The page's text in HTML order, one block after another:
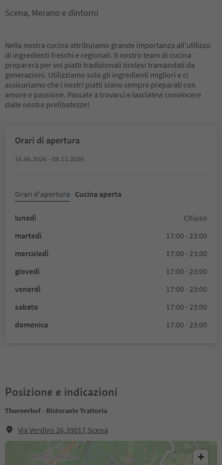
Scena, Merano e dintorni
Nella nostra cucina attribuiamo grande importanza all'utilizzo
di ingredienti freschi e regionali. Il nostro team di cucina
preparerà per voi piatti tradizionali tirolesi tramandati da
generazioni. Utilizziamo solo gli ingredienti migliori e ci
assicuriamo che i nostri piatti siano sempre preparati con
amore e passione. Passate a trovarci e lasciatevi convincere
dalle nostre prelibatezze!
Orari di apertura
16.06.2026 - 08.11.2026
Orari d'apertura Cucina aperta
lunedì
Chiuso
martedì
17:00 - 23:00
mercoledì
17:00 - 23:00
giovedì
17:00 - 23:00
venerdì
17:00 - 23:00
sabato
17:00 - 23:00
domenica
17:00 - 23:00
Posizione e indicazioni
Thurnerhof - Ristorante Trattoria
Via Verdins 26,39017,Scena
+